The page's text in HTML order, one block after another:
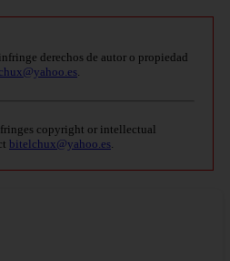
derechos de autor o propiedad
.
copyright or intellectual
bitelchux@yahoo.es.